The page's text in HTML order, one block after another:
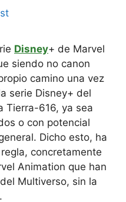
Disney+ de Marvel
siendo no canon
camino una vez
serie Disney+ del
Tierra-616, ya sea
o con potencial
Dicho esto, ha
concretamente
Animation que han
Multiverso, sin la